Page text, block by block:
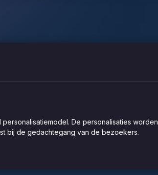
De personalisaties worden
bij de gedachtegang van de bezoekers.